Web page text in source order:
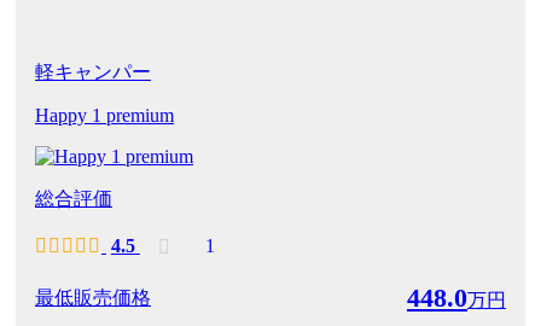
軽キャンパー
Happy 1 premium
総合評価
4.5 1
最低販売価格 448.0万円